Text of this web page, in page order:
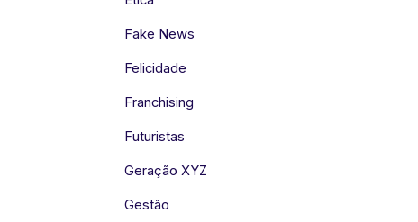
Fake News
Felicidade
Franchising
Futuristas
Geração XYZ
Gestão